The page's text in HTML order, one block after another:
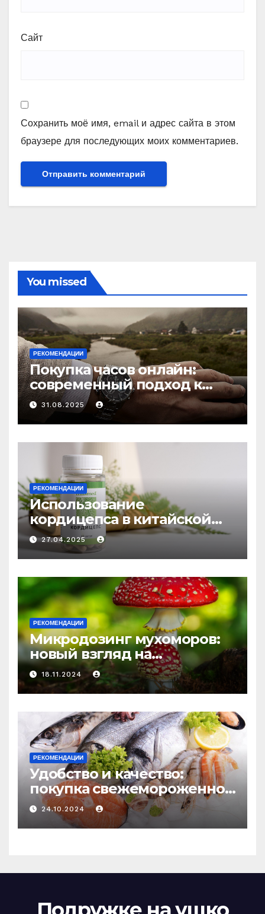
Сайт
Сохранить моё имя, email и адрес сайта в этом
браузере для последующих моих комментариев.
You missed
РЕКОМЕНДАЦИИ
Покупка часов онлайн:
современный подход к
выбору аксессуаров
31.08.2025
РЕКОМЕНДАЦИИ
Использование
кордицепса в китайской
медицине: природное
средство против усталости
и истощения
27.04.2025
РЕКОМЕНДАЦИИ
Микродозинг мухоморов:
новый взгляд на
психоделику
18.11.2024
РЕКОМЕНДАЦИИ
Удобство и качество:
покупка свежемороженной
рыбы онлайн
24.10.2024